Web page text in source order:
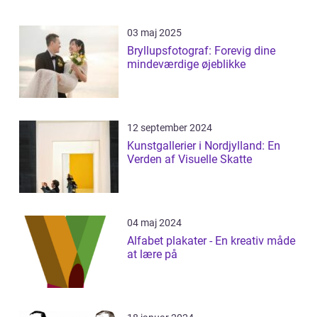
03 maj 2025
Bryllupsfotograf: Forevig dine
mindeværdige øjeblikke
12 september 2024
Kunstgallerier i Nordjylland: En
Verden af Visuelle Skatte
04 maj 2024
Alfabet plakater - En kreativ måde
at lære på